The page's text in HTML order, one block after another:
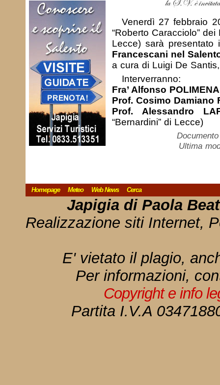
Venerdì 27 febbraio
“Roberto Caracciolo”
Lecce) sarà presentato
Francescani nel
a cura di Luigi De
Interverranno:
Fra’ Alfonso POLIMENA
Prof. Cosimo Damiano
Prof. Alessandro
“Bernardini” di Lecce)
Ultima
Homepage Meteo Web News Cerca
Japigia di Paola
Realizzazione siti Internet,
E' vietato il plagio,
Per informazioni,
Copyright e info
Partita I.V.A